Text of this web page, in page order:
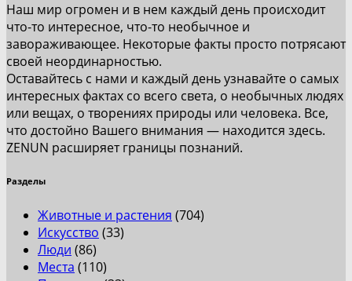
Наш мир огромен и в нем каждый день происходит
что-то интересное, что-то необычное и
завораживающее. Некоторые факты просто потрясают
своей неординарностью.
Оставайтесь с нами и каждый день узнавайте о самых
интересных фактах со всего света, о необычных людях
или вещах, о творениях природы или человека. Все,
что достойно Вашего внимания — находится здесь.
ZENUN расширяет границы познаний.
Разделы
Животные и растения (704)
Искусство (33)
Люди (86)
Места (110)